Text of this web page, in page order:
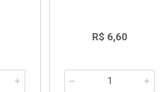
R$ 6,60